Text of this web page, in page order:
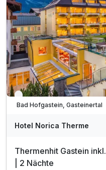
inkl. LungauCard Sommer
2 x Parkplätze pro Chalet
inkl. W-LAN Nutzung
Verfügbar bis November
Bad Hofgastein, Gasteinertal
Hotel Norica Therme
Thermenhit Gastein
| 2 Nächte